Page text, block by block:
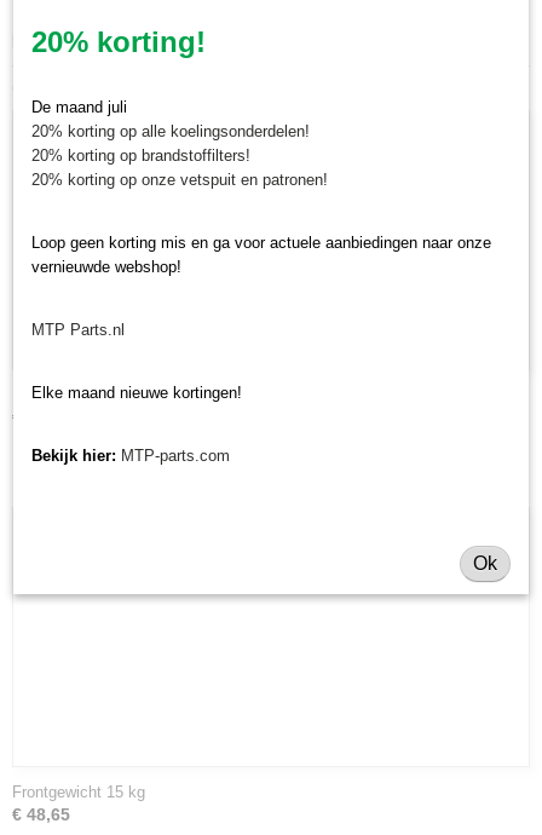
pedaalrubber, voor uw Shibaura S 325, ST 318, ST 321, ST 324.
Kabel toerenteller Iseki TL/TU/TX
€ 34,48
Frontgewicht 15 kg
€ 48,65
20% korting!
De maand juli
20% korting op alle koelingsonderdelen!
20% korting op brandstoffilters!
20% korting op onze vetspuit en patronen!
Loop geen korting mis en ga voor actuele aanbiedingen naar onze
vernieuwde webshop!
MTP Parts.nl
Elke maand nieuwe kortingen!
Bekijk hier: MTP-parts.com
Ok